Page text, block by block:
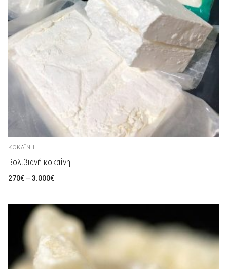
Polski
Português
Русский
Español
ΚΟΚΑΪ́ΝΗ
Βολιβιανή κοκαΐνη
270€ – 3.000€Preisspanne: